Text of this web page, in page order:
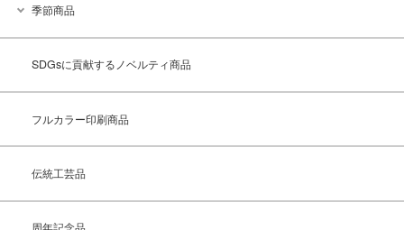
季節商品
SDGsに貢献するノベルティ商品
フルカラー印刷商品
伝統工芸品